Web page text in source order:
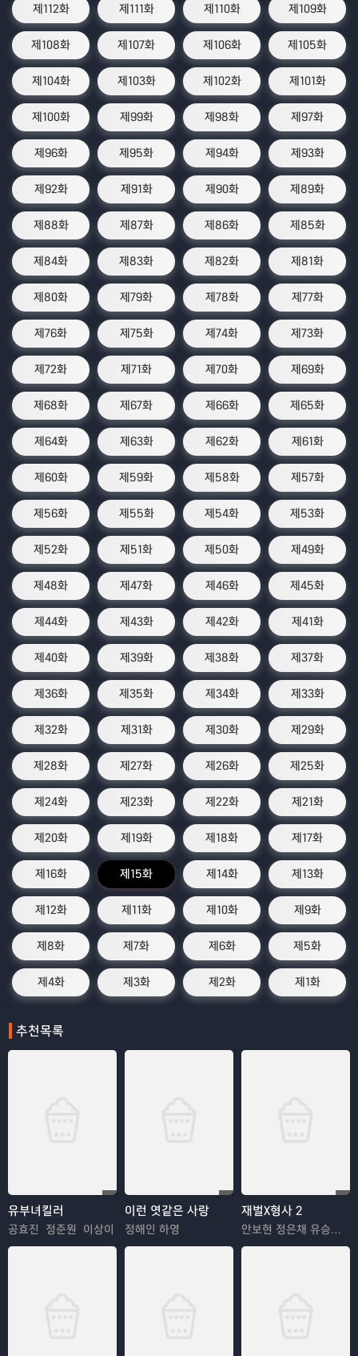
제112화 제111화 제110화 제109화
제108화 제107화 제106화 제105화
제104화 제103화 제102화 제101화
제100화 제99화 제98화 제97화
제96화 제95화 제94화 제93화
제92화 제91화 제90화 제89화
제88화 제87화 제86화 제85화
제84화 제83화 제82화 제81화
제80화 제79화 제78화 제77화
제76화 제75화 제74화 제73화
제72화 제71화 제70화 제69화
제68화 제67화 제66화 제65화
제64화 제63화 제62화 제61화
제60화 제59화 제58화 제57화
제56화 제55화 제54화 제53화
제52화 제51화 제50화 제49화
제48화 제47화 제46화 제45화
제44화 제43화 제42화 제41화
제40화 제39화 제38화 제37화
제36화 제35화 제34화 제33화
제32화 제31화 제30화 제29화
제28화 제27화 제26화 제25화
제24화 제23화 제22화 제21화
제20화 제19화 제18화 제17화
제16화 제15화 제14화 제13화
제12화 제11화 제10화 제9화
제8화 제7화 제6화 제5화
제4화 제3화 제2화 제1화
추천목록
유부녀킬러
공효진 정준원 이상이
이런 엿같은 사랑
정해인 하영
재벌X형사 2
안보현 정은채 유승호 김혜은